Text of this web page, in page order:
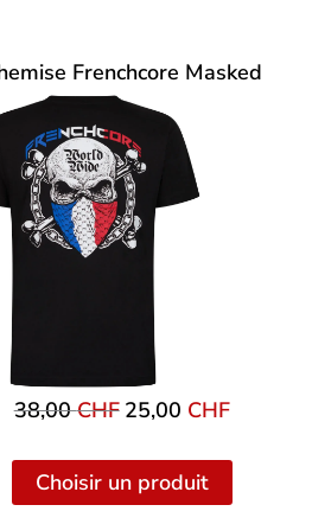
Frenchcore Masked
38,00CHF Le
était
25,00 CHFLe
actuel
est
Choisir un produit